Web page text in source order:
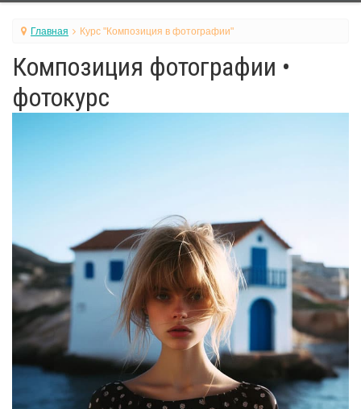
Главная Курс "Композиция в фотографии"
Композиция фотографии •
фотокурс